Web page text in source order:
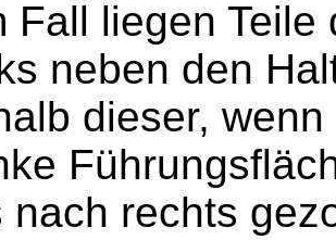
Fall liegen
neben den
dieser,
nach rechts